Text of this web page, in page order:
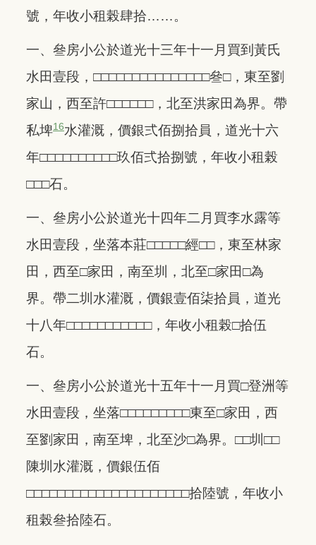
號，年收小租榖肆拾……。
一、叄房小公於道光十三年十一月買到黃氏
水田壹段，□□□□□□□□□□□□□□□叄□，東至劉
家山，西至許□□□□□□，北至洪家田為界。帶
私埤16水灌溉，價銀弍佰捌拾員，道光十六
年□□□□□□□□□□玖佰弍拾捌號，年收小租榖
□□□石。
一、叄房小公於道光十四年二月買李水露等
水田壹段，坐落本莊□□□□□經□□，東至林家
田，西至□家田，南至圳，北至□家田□為
界。帶二圳水灌溉，價銀壹佰柒拾員，道光
十八年□□□□□□□□□□□，年收小租榖□拾伍
石。
一、叄房小公於道光十五年十一月買□登洲等
水田壹段，坐落□□□□□□□□□東至□家田，西
至劉家田，南至埤，北至沙□為界。□□圳□□
陳圳水灌溉，價銀伍佰
□□□□□□□□□□□□□□□□□□□□□拾陸號，年收小
租榖叄拾陸石。